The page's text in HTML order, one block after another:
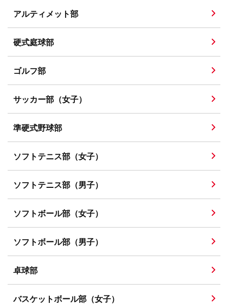
アルティメット部
硬式庭球部
ゴルフ部
サッカー部（女子）
準硬式野球部
ソフトテニス部（女子）
ソフトテニス部（男子）
ソフトボール部（女子）
ソフトボール部（男子）
卓球部
バスケットボール部（女子）